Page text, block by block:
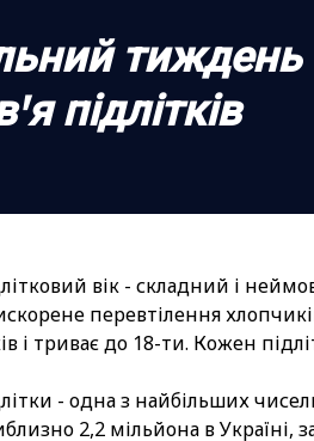
тиждень
підлітків
вік - складний і
перевтілення
і триває до 18-ти. Кожен
- одна з найбільших
2,2 мільйона в Україні,